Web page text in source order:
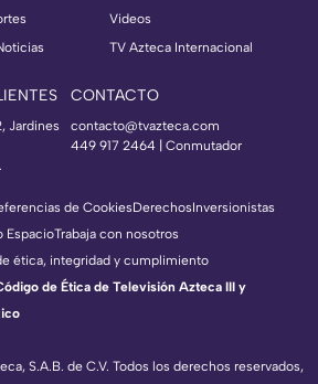
Videos
TV Azteca Internacional
Jardines
CONTACTO
contacto@tvazteca.com
449 917 2464 | Conmutador
S.A.B. de C.V. Todos los derechos reservados,
de CookiesDerechosInversionistas
EspacioTrabaja con nosotros
ética, integridad y cumplimiento
de Ética de Televisión Azteca III y